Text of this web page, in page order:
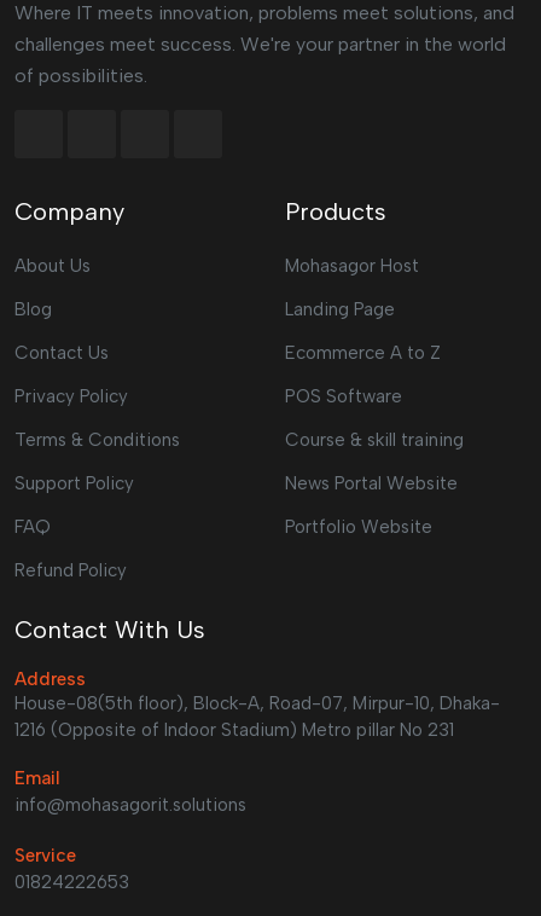
Where IT meets innovation, problems meet solutions, and
challenges meet success. We're your partner in the world
of possibilities.
Company
About Us
Blog
Contact Us
Privacy Policy
Terms & Conditions
Support Policy
FAQ
Refund Policy
Products
Mohasagor Host
Landing Page
Ecommerce A to Z
POS Software
Course & skill training
News Portal Website
Portfolio Website
Contact With Us
Address
House-08(5th floor), Block-A, Road-07, Mirpur-10, Dhaka-
1216 (Opposite of Indoor Stadium) Metro pillar No 231
Email
info@mohasagorit.solutions
Service
01824222653